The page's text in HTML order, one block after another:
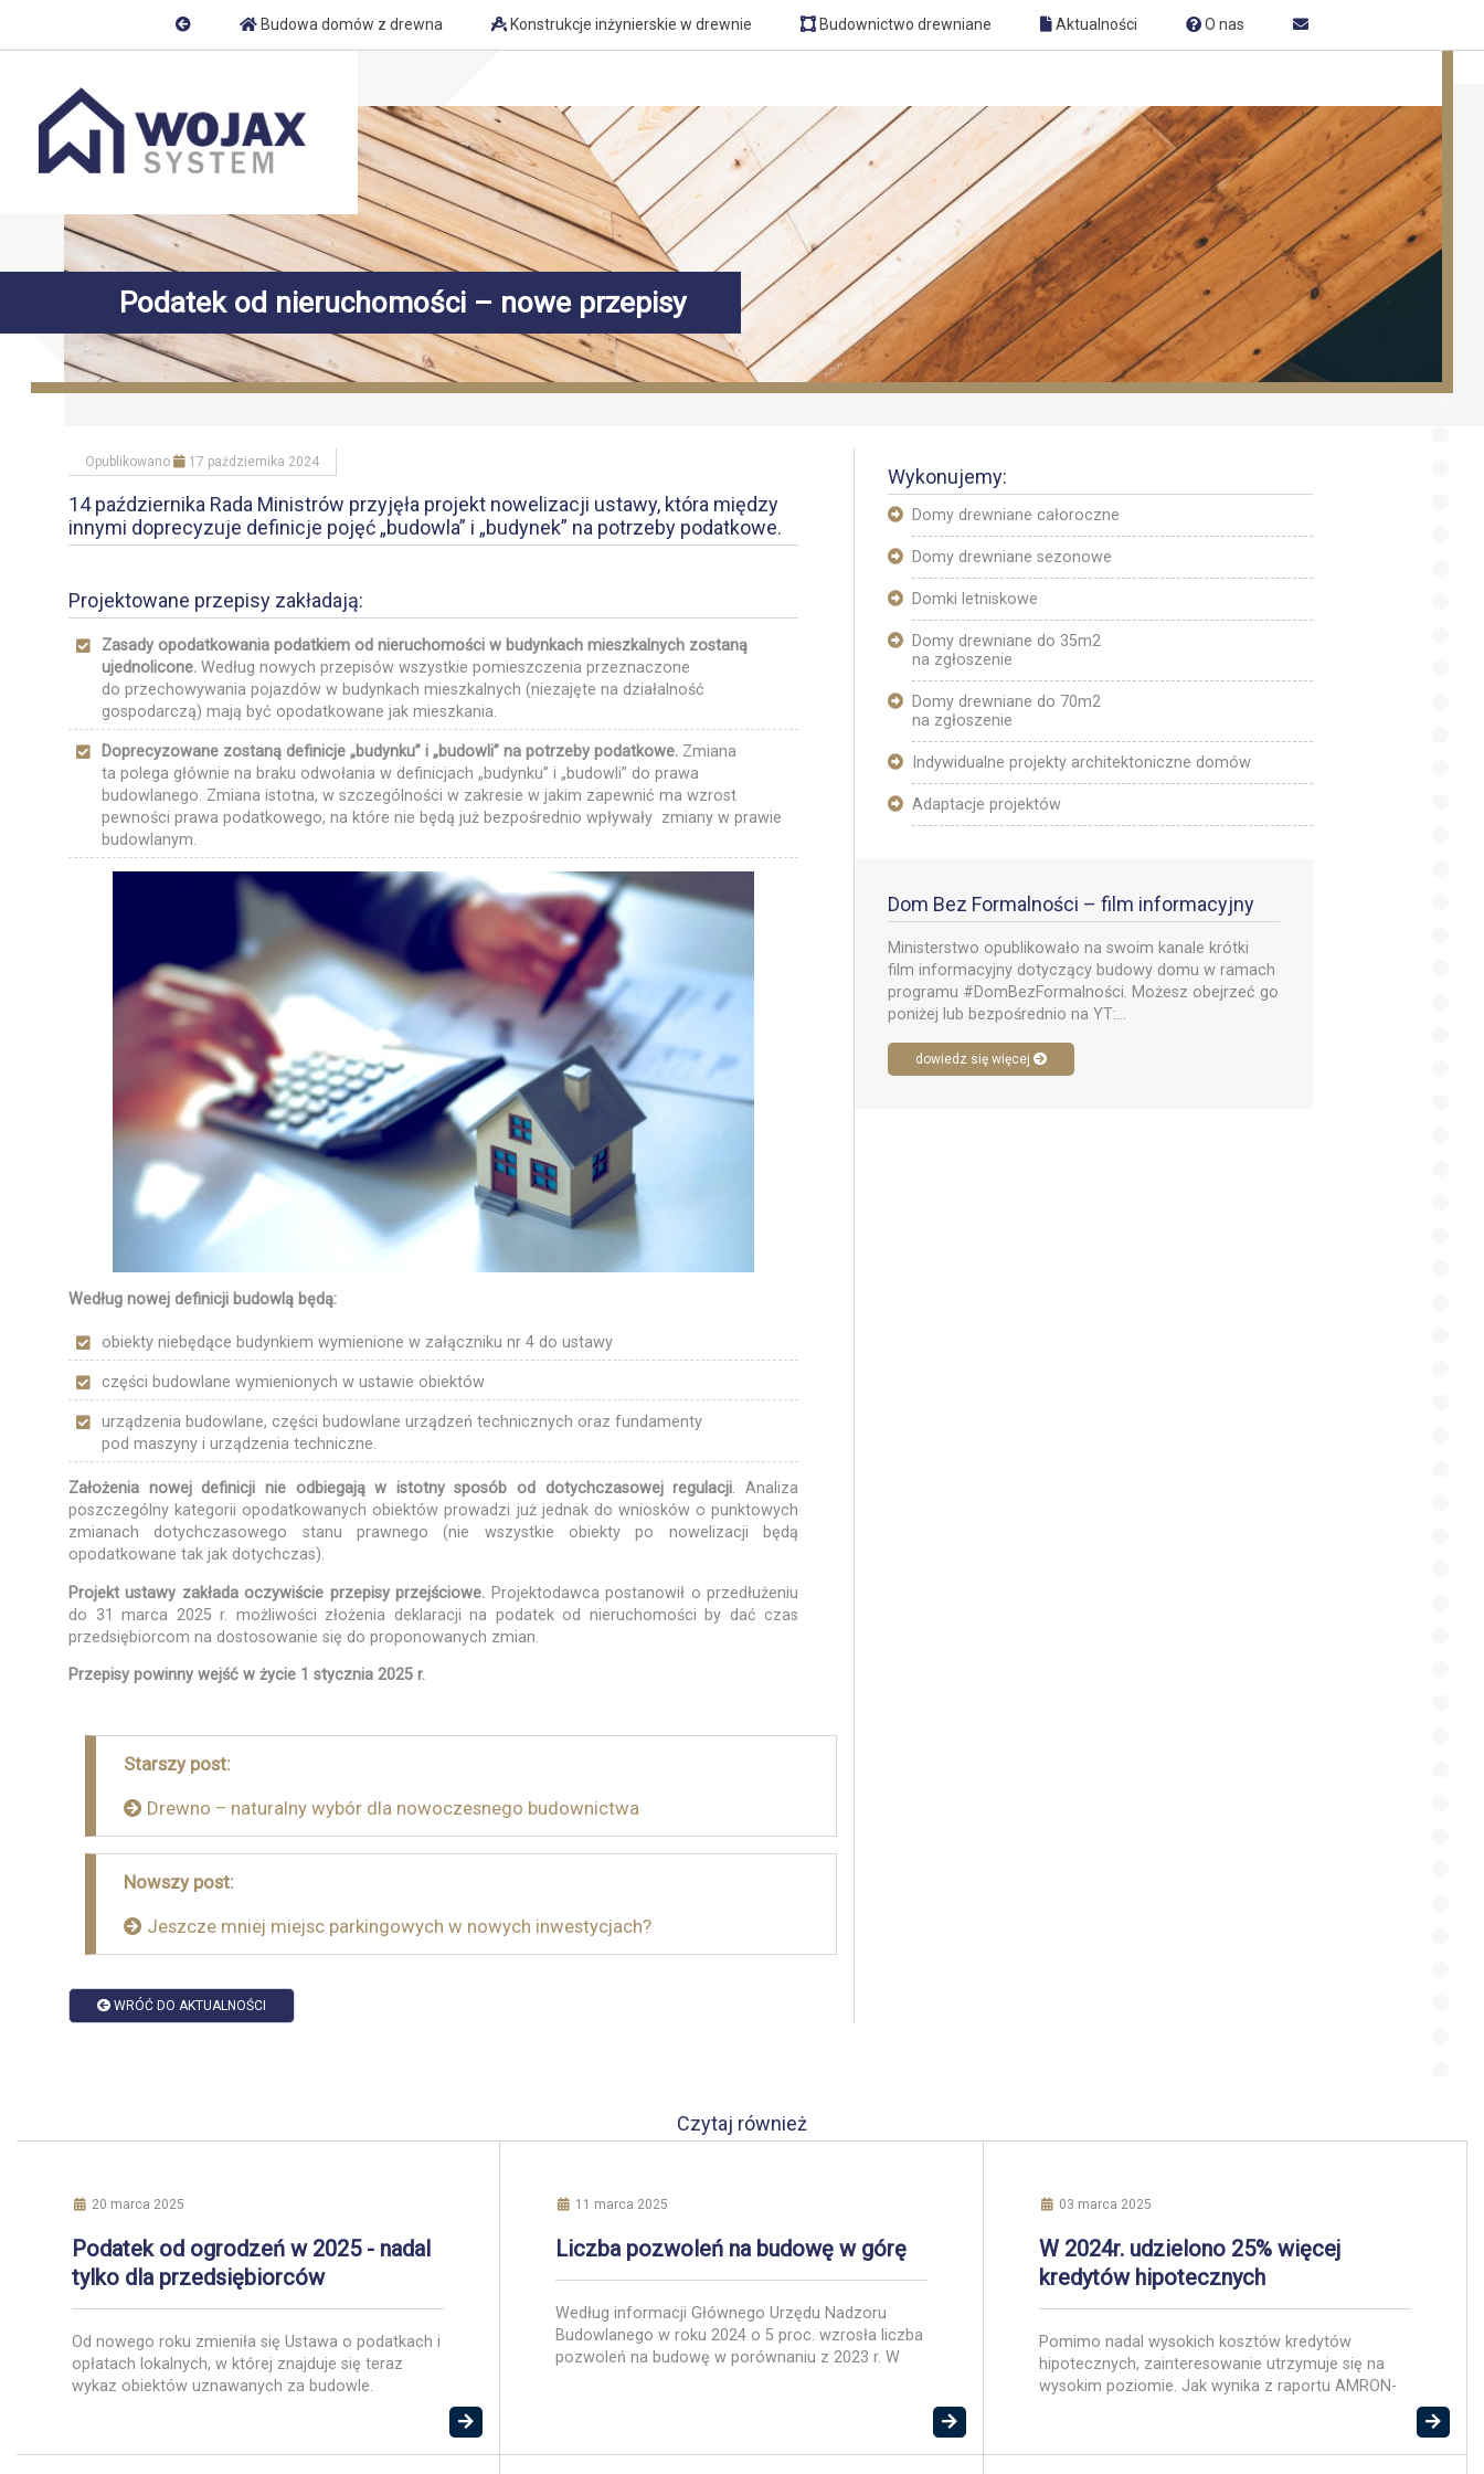
Budowa domów z drewna Konstrukcje inżynierskie w drewnie Budownictwo drewniane Aktualności O nas
Podatek od nieruchomości – nowe przepisy
Opublikowano 17 października 2024
14 października Rada Ministrów przyjęła projekt nowelizacji ustawy, która między
innymi doprecyzuje definicje pojęć „budowla” i „budynek” na potrzeby podatkowe.
Projektowane przepisy zakładają:
Zasady opodatkowania podatkiem od nieruchomości w budynkach mieszkalnych zostaną
ujednolicone. Według nowych przepisów wszystkie pomieszczenia przeznaczone
do przechowywania pojazdów w budynkach mieszkalnych (niezajęte na działalność
gospodarczą) mają być opodatkowane jak mieszkania.
Doprecyzowane zostaną definicje „budynku” i „budowli” na potrzeby podatkowe. Zmiana
ta polega głównie na braku odwołania w definicjach „budynku” i „budowli” do prawa
budowlanego. Zmiana istotna, w szczególności w zakresie w jakim zapewnić ma wzrost
pewności prawa podatkowego, na które nie będą już bezpośrednio wpływały zmiany w prawie
budowlanym.
Według nowej definicji budowlą będą:
obiekty niebędące budynkiem wymienione w załączniku nr 4 do ustawy
części budowlane wymienionych w ustawie obiektów
urządzenia budowlane, części budowlane urządzeń technicznych oraz fundamenty
pod maszyny i urządzenia techniczne.
Założenia nowej definicji nie odbiegają w istotny sposób od dotychczasowej regulacji. Analiza
poszczególny kategorii opodatkowanych obiektów prowadzi już jednak do wniosków o punktowych
zmianach dotychczasowego stanu prawnego (nie wszystkie obiekty po nowelizacji będą
opodatkowane tak jak dotychczas).
Projekt ustawy zakłada oczywiście przepisy przejściowe. Projektodawca postanowił o przedłużeniu
do 31 marca 2025 r. możliwości złożenia deklaracji na podatek od nieruchomości by dać czas
przedsiębiorcom na dostosowanie się do proponowanych zmian.
Przepisy powinny wejść w życie 1 stycznia 2025 r.
Nawigacja
Starszy post:
Drewno – naturalny wybór dla nowoczesnego budownictwa
Nowszy post:
Jeszcze mniej miejsc parkingowych w nowych inwestycjach?
WRÓĆ DO AKTUALNOŚCI
Wykonujemy:
Domy drewniane całoroczne
Domy drewniane sezonowe
Domki letniskowe
Domy drewniane do 35m2
na zgłoszenie
Domy drewniane do 70m2
na zgłoszenie
Indywidualne projekty architektoniczne domów
Adaptacje projektów
Dom Bez Formalności – film informacyjny
Ministerstwo opublikowało na swoim kanale krótki
film informacyjny dotyczący budowy domu w ramach
programu #DomBezFormalności. Możesz obejrzeć go
poniżej lub bezpośrednio na YT:...
dowiedz się więcej
Czytaj również
20 marca 2025
Podatek od ogrodzeń w 2025 - nadal
tylko dla przedsiębiorców
Od nowego roku zmieniła się Ustawa o podatkach i
opłatach lokalnych, w której znajduje się teraz
wykaz obiektów uznawanych za budowle.
dotyczyć będzie jedynie obiektów związanych z
11 marca 2025
Liczba pozwoleń na budowę w górę
Według informacji Głównego Urzędu Nadzoru
Budowlanego w roku 2024 o 5 proc. wzrosła liczba
pozwoleń na budowę w porównaniu z 2023 r. W
03 marca 2025
W 2024r. udzielono 25% więcej
kredytów hipotecznych
Pomimo nadal wysokich kosztów kredytów
hipotecznych, zainteresowanie utrzymuje się na
wysokim poziomie. Jak wynika z raportu AMRON-
podsumowujących zeszły rok wynika, że banki